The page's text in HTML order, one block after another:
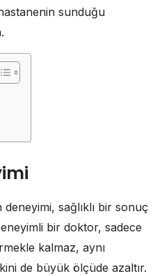
sunduğu
sağlıklı bir sonuç
bir doktor, sadece
kalmaz, aynı
de büyük ölçüde azaltır.